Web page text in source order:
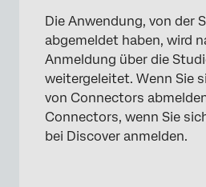
Die Anwendung, von der
abgemeldet haben, wird
Anmeldung über die
weitergeleitet. Wenn Sie
von Connectors
Connectors, wenn Sie
bei Discover anmelden.